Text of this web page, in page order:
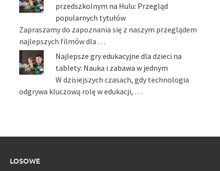
przedszkolnym na Hulu: Przegląd
popularnych tytułów
Zapraszamy do zapoznania się z naszym przeglądem
najlepszych filmów dla …
Najlepsze gry edukacyjne dla dzieci na
tablety: Nauka i zabawa w jednym
W dzisiejszych czasach, gdy technologia
odgrywa kluczową rolę w edukacji, …
LOSOWE